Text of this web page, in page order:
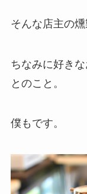
そんな店主の
ちなみに好き
とのこと。
僕もです。